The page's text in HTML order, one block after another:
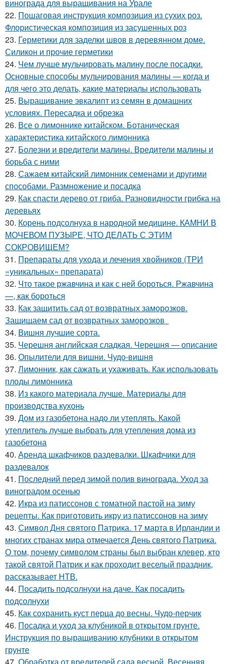
винограда для выращивания на Урале
22. Пошаговая инструкция композиция из сухих роз.
Флористическая композиция из засушенных роз
23. Герметики для заделки швов в деревянном доме.
Силикон и прочие герметики
24. Чем лучше мульчировать малину после посадки.
Основные способы мульчирования малины — когда и
для чего это делать, какие материалы использовать
25. Выращивание эвкалипт из семян в домашних
условиях. Пересадка и обрезка
26. Все о лимоннике китайском. Ботаническая
характеристика китайского лимонника
27. Болезни и вредители малины. Вредители малины и
борьба с ними
28. Сажаем китайский лимонник семенами и другими
способами. Размножение и посадка
29. Как спасти дерево от гриба. Разновидности грибка на
деревьях
30. Корень подсолнуха в народной медицине. КАМНИ В
МОЧЕВОМ ПУЗЫРЕ, ЧТО ДЕЛАТЬ С ЭТИМ
СОКРОВИЩЕМ?
31. Препараты для ухода и лечения хвойников (ТРИ
«уникальных» препарата)
32. Что такое ржавчина и как с ней бороться. Ржавчина
—, как бороться
33. Как защитить сад от возвратных заморозков.
Защищаем сад от возвратных заморозков
34. Вишня лучшие сорта.
35. Черешня английская сладкая. Черешня — описание
36. Опылители для вишни. Чудо-вишня
37. Лимонник, как сажать и ухаживать. Как использовать
плоды лимонника
38. Из какого материала лучше. Материалы для
производства кухонь
39. Дом из газобетона надо ли утеплять. Какой
утеплитель лучше выбрать для утепления дома из
газобетона
40. Аренда шкафчиков раздевалки. Шкафчики для
раздевалок
41. Последний перед зимой полив винограда. Уход за
виноградом осенью
42. Икра из патиссонов с томатной пастой на зиму
рецепты. Как приготовить икру из патиссонов на зиму
43. Символ Дня святого Патрика. 17 марта в Ирландии и
многих странах мира отмечается День святого Патрика.
О том, почему символом страны был выбран клевер, кто
такой святой Патрик и как проходит веселый праздник,
рассказывает НТВ.
44. Посадить подсолнухи на даче. Как посадить
подсолнухи
45. Как сохранить куст перца до весны. Чудо-перчик
46. Посадка и уход за клубникой в открытом грунте.
Инструкция по выращиванию клубники в открытом
грунте